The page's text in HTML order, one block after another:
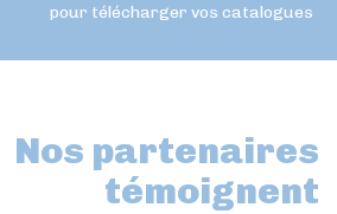
pour télécharger vos catalogues
Nos partenaires
témoignent